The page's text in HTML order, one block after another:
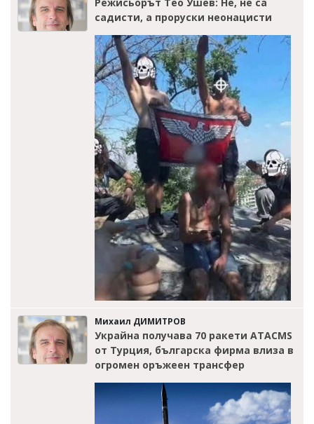
садисти, а проруски неонацисти
Михаил ДИМИТРОВ
Украйна получава 70 ракети ATACMS
от Турция, българска фирма влиза в
огромен оръжеен трансфер